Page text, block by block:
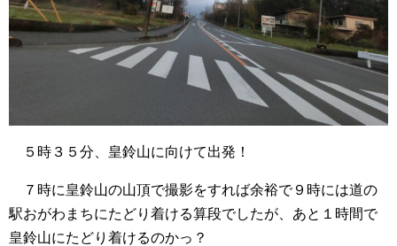
５時３５分、皇鈴山に向けて出発！
７時に皇鈴山の山頂で撮影をすれば余裕で９時には道の
駅おがわまちにたどり着ける算段でしたが、あと１時間で
皇鈴山にたどり着けるのかっ？